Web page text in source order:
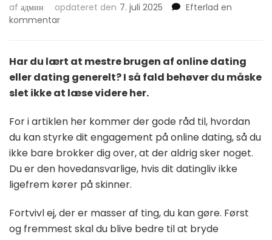
af админ opdateret den 7. juli 2025
Efterlad en
kommentaron
på
dating
Har du lært at mestre brugen af online dating
eller dating generelt? I så fald behøver du måske
slet ikke at læse videre her.
For i artiklen her kommer der gode råd til, hvordan
du kan styrke dit engagement på online dating, så du
ikke bare brokker dig over, at der aldrig sker noget.
Du er den hovedansvarlige, hvis dit datingliv ikke
ligefrem kører på skinner.
Fortvivl ej, der er masser af ting, du kan gøre. Først
og fremmest skal du blive bedre til at bryde